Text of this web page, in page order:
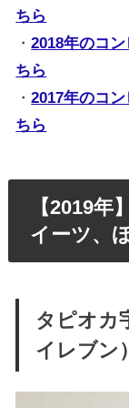
ちら
・2018年のコ
ちら
・2017年のコ
ちら
【2019
イーツ、
タピオカ
イレブン）